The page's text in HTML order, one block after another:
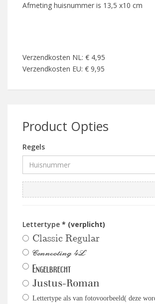
Afmeting huisnummer is 13,5 x10 cm
Verzendkosten NL: € 4,95
Verzendkosten EU: € 9,95
Product Opties
Regels
Lettertype * (verplicht)
Classic Regular
Connecting 4L
Engelbrecht
Justus-Roman
Lettertype als van fotovoorbeeld( deze